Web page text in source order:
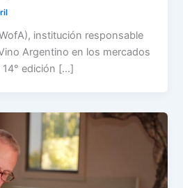
institución responsable
Argentino en los mercados
14° edición […]